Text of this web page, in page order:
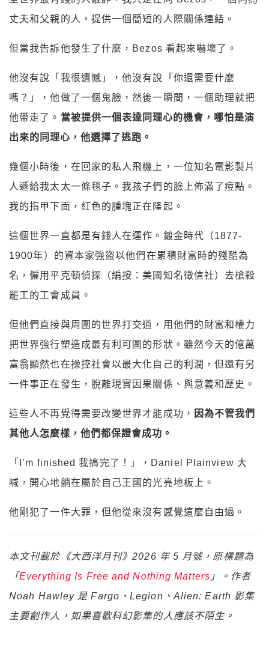
丈夫和父親的人，提供一個簡短的人際關係連結。
但當我告訴他發生了什麼，Bezos 看起來嚇壞了。
他沒有說「我很遺憾」，他沒有說「你還需要什麼
嗎？」，他做了一個鬼臉，然後一瞬間，一個助理就把
他帶走了。 當被提供一個表達同理心的機會，哪怕是演
出來的同理心，他選擇了逃跑。
幾個小時後，在回家的私人飛機上，一位知名電影製片
人遞給我太太一條毯子。我孩子們的臉上佈滿了痘點。
我的指甲下面，紅色的腫塊正在隆起。
這個世界一直都是有錢人在運作。鍍金時代（1877-
1900年）的資本家強盜以他們在累積財富時的殘酷為
名，僱用平克頓偵探（編按：美國知名徵信社）去槍殺
罷工的工會成員。
但他們直接與周圍的世界打交道，用他們的財富和權力
把世界強行塑造成最有利可圖的形狀。雖然今天的億萬
富翁顯然也在操控社會以最大化自己的利潤，但還有另
一件事正在發生，脫離現實因果關係、與意義和歷史。
這些人不再覺得需要改變世界才能成功， 因為不管我們
其他人怎麼樣，他們都保證會成功。
「I’m finished 我搞完了！」，Daniel Plainview 大
喊，開心地躺在屬於自己王國的光亮地板上。
他剛犯了一件大罪，但他從來沒有感覺這麼自由過。
本文刊載於《大西洋月刊》2026 年 5 月號，原標題為
「Everything Is Free and Nothing Matters 」。作者
Noah Hawley 是 Fargo、Legion、Alien: Earth 影集
主要創作人，如果喜歡科幻影集的人應該不陌生。